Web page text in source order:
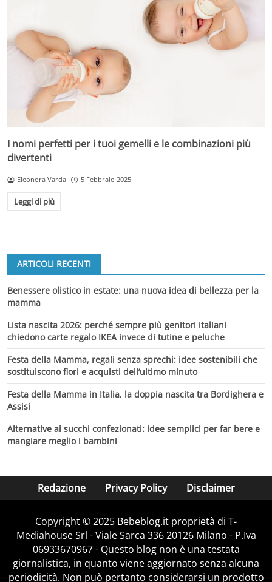
I nomi perfetti per i tuoi gemelli e le combinazioni più
divertenti
Eleonora Varda 5 Febbraio 2025
Leggi di più
ARTICOLI RECENTI
Benessere olistico in estate: una nuova idea di bellezza per la
mamma
Lista nascita 2026: perché sempre più genitori italiani
chiedono carte regalo IKEA invece di tutine e peluche
Festa della Mamma, regali senza sprechi: idee sostenibili che
sostituiscono fiori e acquisti dell’ultimo minuto
Festa della Mamma in Italia, la doppia nascita tra Bordighera e
Assisi
Alternative ai succhi confezionati: idee semplici per far bere e
mangiare meglio i bambini
Redazione Privacy Policy Disclaimer
Copyright © 2025 Bebeblog.it proprietà di T-
Mediahouse Srl - Viale Sarca 336 20126 Milano - P.Iva
06933670967 - Questo blog non è una testata
giornalistica, in quanto viene aggiornato senza alcuna
periodicità. Non può pertanto considerarsi un prodotto